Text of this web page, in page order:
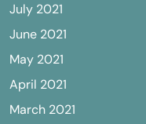
July 2021
June 2021
May 2021
April 2021
March 2021